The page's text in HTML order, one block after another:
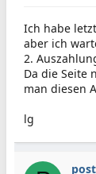
Ich habe
aber ich
2.
Da die Seite
man diesen
lg